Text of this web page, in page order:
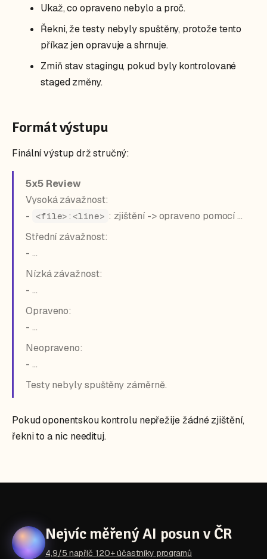
Ukaž, co opraveno nebylo a proč.
Řekni, že testy nebyly spuštěny, protože tento
příkaz jen opravuje a shrnuje.
Zmiň stav stagingu, pokud byly kontrolované
staged změny.
Formát výstupu
Finální výstup drž stručný:
5x5 Review
Vysoká závažnost:
-
<file>:<line> : zjištění -> opraveno pomocí ...
Střední závažnost:
- ...
Nízká závažnost:
- ...
Opraveno:
- ...
Neopraveno:
- ...
Testy nebyly spuštěny záměrně.
Pokud oponentskou kontrolu nepřežije žádné zjištění,
řekni to a nic needituj.
Nejvíc měřený AI posun v ČR
4,9/5 napříč 120+ účastníky programů